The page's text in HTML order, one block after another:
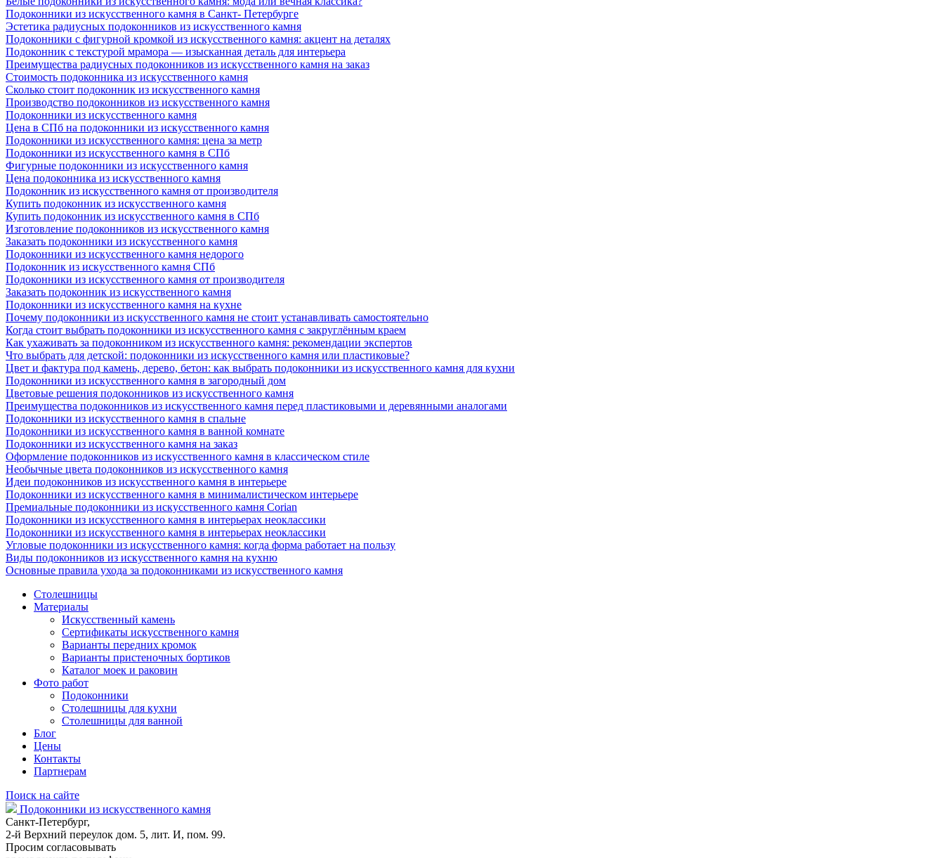
Подоконники из искусственного камня в Санкт- Петербурге
Эстетика радиусных подоконников из искусственного камня
Подоконники с фигурной кромкой из искусственного камня: акцент на деталях
Подоконник с текстурой мрамора — изысканная деталь для интерьера
Преимущества радиусных подоконников из искусственного камня на заказ
Стоимость подоконника из искусственного камня
Сколько стоит подоконник из искусственного камня
Производство подоконников из искусственного камня
Подоконники из искусственного камня
Цена в СПб на подоконники из искусственного камня
Подоконники из искусственного камня: цена за метр
Подоконники из искусственного камня в СПб
Фигурные подоконники из искусственного камня
Цена подоконника из искусственного камня
Подоконник из искусственного камня от производителя
Купить подоконник из искусственного камня
Купить подоконник из искусственного камня в СПб
Изготовление подоконников из искусственного камня
Заказать подоконники из искусственного камня
Подоконники из искусственного камня недорого
Подоконник из искусственного камня СПб
Подоконники из искусственного камня от производителя
Заказать подоконник из искусственного камня
Подоконники из искусственного камня на кухне
Почему подоконники из искусственного камня не стоит устанавливать самостоятельно
Когда стоит выбрать подоконники из искусственного камня с закруглённым краем
Как ухаживать за подоконником из искусственного камня: рекомендации экспертов
Что выбрать для детской: подоконники из искусственного камня или пластиковые?
Цвет и фактура под камень, дерево, бетон: как выбрать подоконники из искусственного камня для кухни
Подоконники из искусственного камня в загородный дом
Цветовые решения подоконников из искусственного камня
Преимущества подоконников из искусственного камня перед пластиковыми и деревянными аналогами
Подоконники из искусственного камня в спальне
Подоконники из искусственного камня в ванной комнате
Подоконники из искусственного камня на заказ
Оформление подоконников из искусственного камня в классическом стиле
Необычные цвета подоконников из искусственного камня
Идеи подоконников из искусственного камня в интерьере
Подоконники из искусственного камня в минималистическом интерьере
Премиальные подоконники из искусственного камня Corian
Подоконники из искусственного камня в интерьерах неоклассики
Подоконники из искусственного камня в интерьерах неоклассики
Угловые подоконники из искусственного камня: когда форма работает на пользу
Виды подоконников из искусственного камня на кухню
Основные правила ухода за подоконниками из искусственного камня
Столешницы
Материалы
Искусственный камень
Сертификаты искусственного камня
Варианты передних кромок
Варианты пристеночных бортиков
Каталог моек и раковин
Фото работ
Подоконники
Столешницы для кухни
Столешницы для ванной
Блог
Цены
Контакты
Партнерам
Поиск на сайте
Подоконники из искусственного камня
Санкт-Петербург,
2-й Верхний переулок дом. 5, лит. И, пом. 99.
Просим согласовывать